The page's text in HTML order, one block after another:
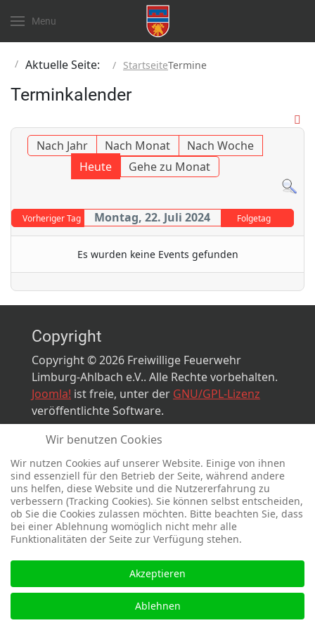
Menu
Aktuelle Seite: StartseiteTermine
Terminkalender
Nach Jahr Nach Monat
Nach Woche
Heute
Gehe zu Monat
Vorheriger Tag Montag, 22. Juli 2024 Folgetag
Es wurden keine Events gefunden
Copyright
Copyright © 2026 Freiwillige Feuerwehr
Limburg-Ahlbach e.V.. Alle Rechte vorbehalten.
Joomla! ist freie, unter der GNU/GPL-Lizenz
veröffentlichte Software.
Designed bysinciPowered by
Wir benutzen Cookies
Wir nutzen Cookies auf unserer Website. Einige von ihnen
sind essenziell für den Betrieb der Seite, während andere
uns helfen, diese Website und die Nutzererfahrung zu
verbessern (Tracking Cookies). Sie können selbst entscheiden,
ob Sie die Cookies zulassen möchten. Bitte beachten Sie, dass
bei einer Ablehnung womöglich nicht mehr alle
Funktionalitäten der Seite zur Verfügung stehen.
Akzeptieren
Ablehnen